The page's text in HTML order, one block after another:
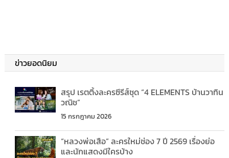
ข่าวยอดนิยม
สรุป เรตติ้งละครซีรีส์ชุด “4 ELEMENTS บ้านวาทิน
วณิช”
15 กรกฎาคม 2026
“หลวงพ่อเสือ” ละครใหม่ช่อง 7 ปี 2569 เรื่องย่อ
และนักแสดงมีใครบ้าง